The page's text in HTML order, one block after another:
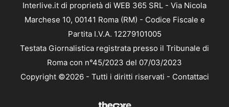
Interlive.it di proprietà di WEB 365 SRL - Via Nicola
Marchese 10, 00141 Roma (RM) - Codice Fiscale e
Partita I.V.A. 12279101005
Testata Giornalistica registrata presso il Tribunale di
Roma con n°45/2023 del 07/03/2023
Copyright ©2026 - Tutti i diritti riservati - Contattaci